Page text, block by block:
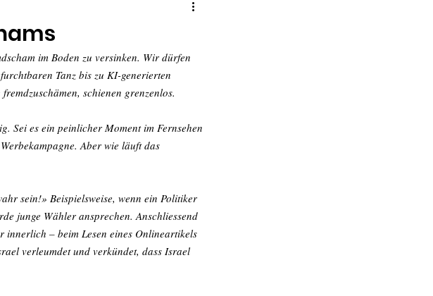
im Boden zu versinken. Wir dürfen
Tanz bis zu KI-generierten
schienen grenzenlos.
Sei es ein peinlicher Moment im Fernsehen
Aber wie läuft das
sein!» Beispielsweise, wenn ein Politiker
junge Wähler ansprechen. Anschliessend
– beim Lesen eines Onlineartikels
verleumdet und verkündet, dass Israel